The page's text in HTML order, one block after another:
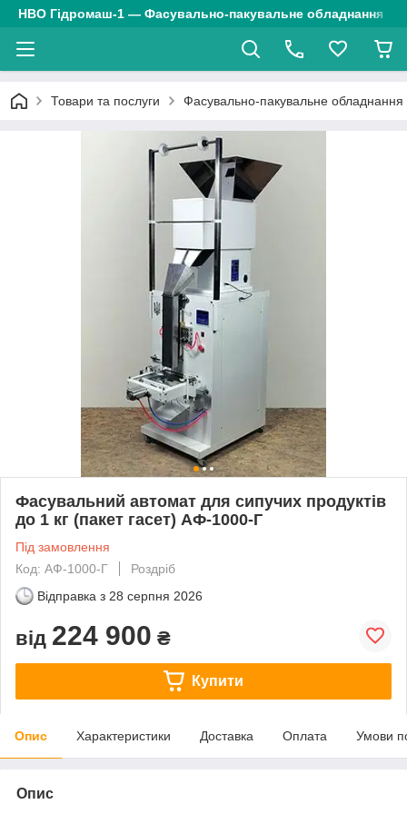
НВО Гідромаш-1 — Фасувально-пакувальне обладнання
Товари та послуги Фасувально-пакувальне обладнання
Фасувальний автомат для сипучих продуктів
до 1 кг (пакет гасет) АФ-1000-Г
Під замовлення
Код: АФ-1000-Г
Роздріб
Відправка з 28 серпня 2026
від 224 900 ₴
Купити
Опис Характеристики Доставка Оплата Умови
Опис